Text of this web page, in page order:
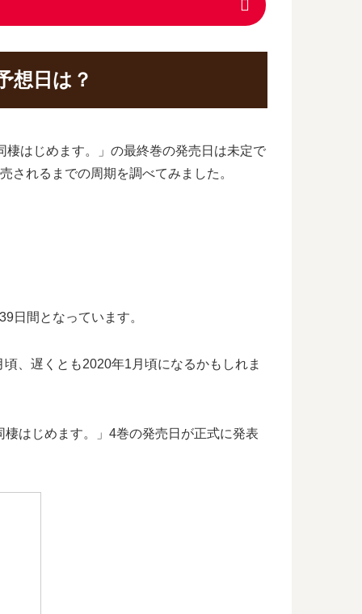
想日は？
はじめます。」の最終巻の発売日は未定で
されるまでの周期を調べてみました。
日間となっています。
、遅くとも2020年1月頃になるかもしれま
はじめます。」4巻の発売日が正式に発表